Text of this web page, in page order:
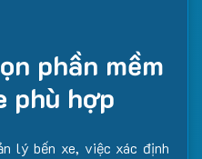
phần mềm
phù hợp
lý bến xe, việc xác định